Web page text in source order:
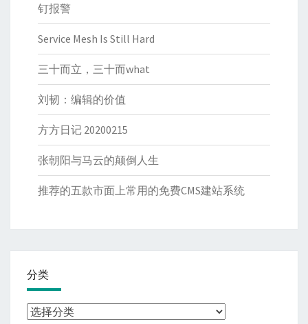
钉报警
Service Mesh Is Still Hard
三十而立，三十而what
刘韧：编辑的价值
方方日记 20200215
张朝阳与马云的颠倒人生
推荐的五款市面上常用的免费CMS建站系统
分类
分